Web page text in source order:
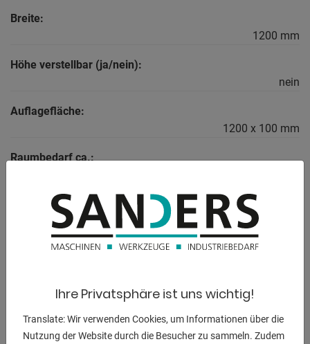
Breite:
1200 mm
Höhe verstellbar (ja/nein):
nein
Auflagefläche:
1200 x 100 mm
Raumbedarf ca.:
BESCHREIBUNG
Montagetisch,
- Unsere Unterstellböcke zeichnen sich durch ihre stabile
Ihre Privatsphäre ist uns wichtig!
Translate: Wir verwenden Cookies, um Informationen über die
Nutzung der Website durch die Besucher zu sammeln. Zudem